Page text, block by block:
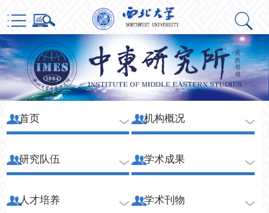
首页 机构概况
研究队伍 学术成果
人才培养 学术刊物